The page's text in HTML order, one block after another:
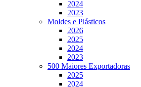
2024
2023
Moldes e Plásticos
2026
2025
2024
2023
500 Maiores Exportadoras
2025
2024